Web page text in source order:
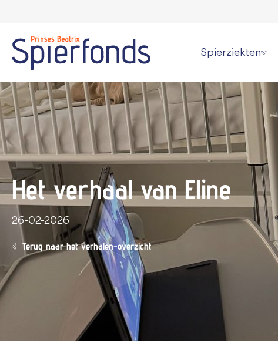
Spierziekten
Wat is een
Overzicht alle
Persoonlijke
Kan een
Informatie voor
Het verhaal van Eline
26-02-2026
Terug naar het verhalen-overzicht